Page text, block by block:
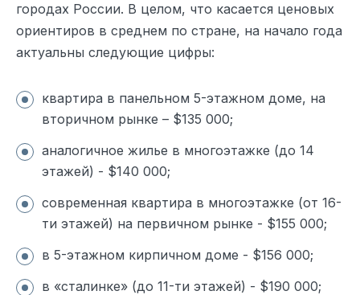
городах России. В целом, что касается ценовых
ориентиров в среднем по стране, на начало года
актуальны следующие цифры:
квартира в панельном 5-этажном доме, на
вторичном рынке – $135 000;
аналогичное жилье в многоэтажке (до 14
этажей) - $140 000;
современная квартира в многоэтажке (от 16-
ти этажей) на первичном рынке - $155 000;
в 5-этажном кирпичном доме - $156 000;
в «сталинке» (до 11-ти этажей) - $190 000;